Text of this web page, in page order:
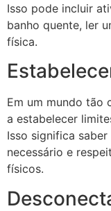
Isso pode incluir
banho quente, ler
física.
Em um mundo tão
a estabelecer
Isso significa
necessário e
físicos.